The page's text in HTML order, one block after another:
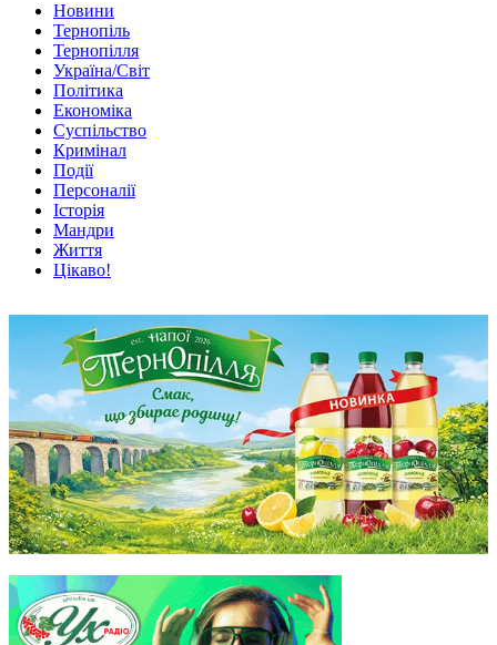
Новини
Тернопіль
Тернопілля
Україна/Світ
Політика
Економіка
Суспільство
Кримінал
Події
Персоналії
Історія
Мандри
Життя
Цікаво!